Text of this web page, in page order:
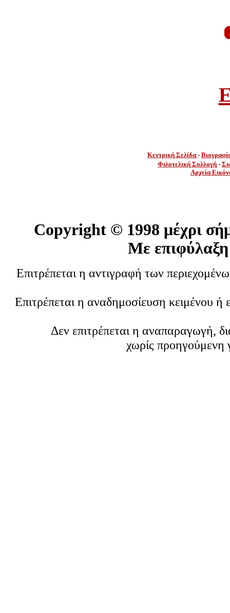
Κεντρική Σελίδα -
Φιλοτελική Συλλογή -
Αρχεία
Copyright © 1998 μέχρι
Με επιφύλαξη
Επιτρέπεται η αντιγραφή των
Επιτρέπεται η αναδημοσίευση κειμένου
Δεν επιτρέπεται η αναπαραγωγή,
χωρίς προηγούμενη